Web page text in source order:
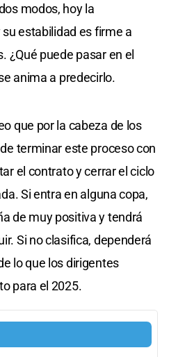
modos, hoy la
estabilidad es firme a
¿Qué puede pasar en el
anima a predecirlo.
que por la cabeza de los
terminar este proceso con
el contrato y cerrar el ciclo
Si entra en alguna copa,
de muy positiva y tendrá
Si no clasifica, dependerá
lo que los dirigentes
para el 2025.